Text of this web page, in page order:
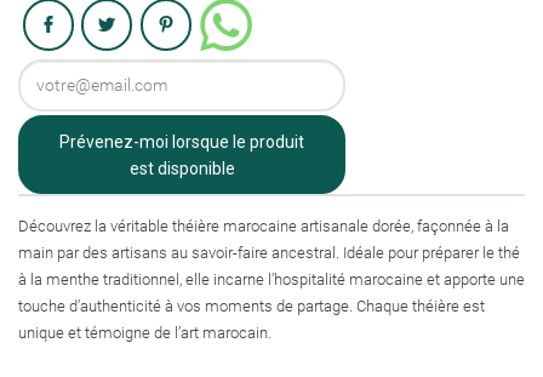
Partager
Prévenez-moi lorsque le produit
est disponible
Découvrez la véritable théière marocaine artisanale dorée, façonnée à la
main par des artisans au savoir-faire ancestral. Idéale pour préparer le thé
à la menthe traditionnel, elle incarne l’hospitalité marocaine et apporte une
touche d’authenticité à vos moments de partage. Chaque théière est
unique et témoigne de l’art marocain.